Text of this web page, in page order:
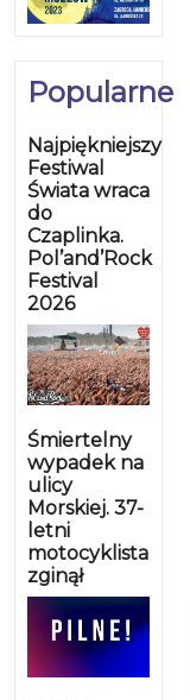
Popularne
Najpiękniejszy
Festiwal
Świata wraca
do
Czaplinka.
Pol’and’Rock
Festival
2026
Śmiertelny
wypadek na
ulicy
Morskiej. 37-
letni
motocyklista
zginął